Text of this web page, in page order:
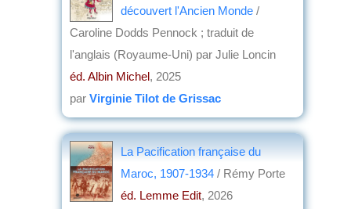
découvert l'Ancien Monde /
Caroline Dodds Pennock ; traduit de
l'anglais (Royaume-Uni) par Julie Loncin
éd. Albin Michel, 2025
par Virginie Tilot de Grissac
La Pacification française du
Maroc, 1907-1934 / Rémy Porte
éd. Lemme Edit, 2026